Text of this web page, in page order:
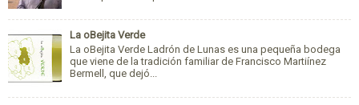
La oBejita Verde
La oBejita Verde Ladrón de Lunas es una pequeña bodega
que viene de la tradición familiar de Francisco Martiínez
Bermell, que dejó...